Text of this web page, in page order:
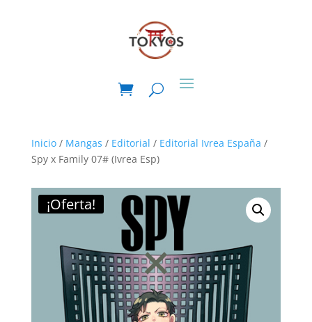
Inicio/ Mangas / Editorial / Editorial Ivrea España /
Spy x Family 07# (Ivrea Esp)
¡Oferta!